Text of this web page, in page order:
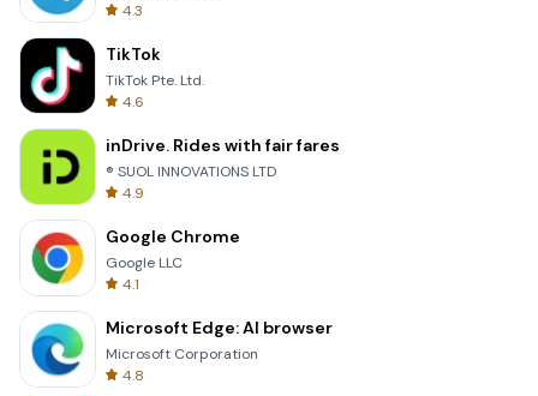
4.3
TikTok
TikTok Pte. Ltd.
4.6
inDrive. Rides with fair fares
® SUOL INNOVATIONS LTD
4.9
Google Chrome
Google LLC
4.1
Microsoft Edge: AI browser
Microsoft Corporation
4.8